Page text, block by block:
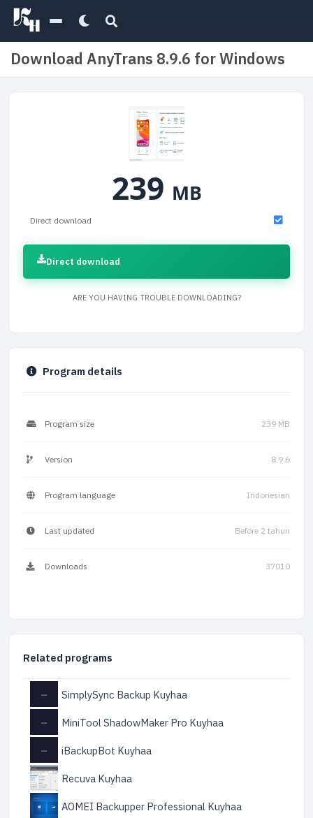
Download AnyTrans 8.9.6 for Windows
239 MB
Direct download
Direct download
ARE YOU HAVING TROUBLE DOWNLOADING?
Program details
Program size 239 MB
Version 8.9.6
Program language Indonesian
Last updated Before 2 tahun
Downloads 37010
Related programs
SimplySync Backup Kuyhaa
MiniTool ShadowMaker Pro Kuyhaa
iBackupBot Kuyhaa
Recuva Kuyhaa
AOMEI Backupper Professional Kuyhaa